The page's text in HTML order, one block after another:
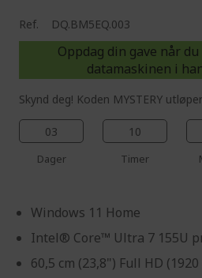
Ref. DQ.BM5EQ.003
Oppdag din gave når
datamaskinen i
Skynd deg! Koden MYSTERY
03
Dager
10
Timer
Windows 11 Home
Intel® Core™ Ultra 7 155U
60,5 cm (23,8") Full HD (1920